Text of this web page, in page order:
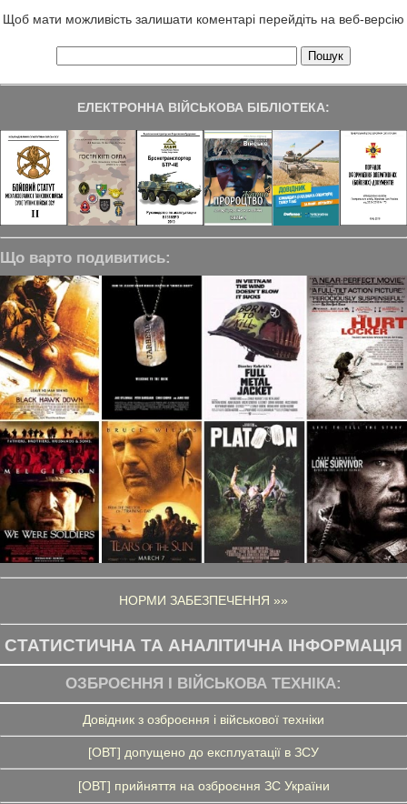
Щоб мати можливість залишати коментарі перейдіть на веб-версію
ЕЛЕКТРОННА ВІЙСЬКОВА БІБЛІОТЕКА:
Що варто подивитись:
НОРМИ ЗАБЕЗПЕЧЕННЯ »»
СТАТИСТИЧНА ТА АНАЛІТИЧНА ІНФОРМАЦІЯ
ОЗБРОЄННЯ І ВІЙСЬКОВА ТЕХНІКА:
Довідник з озброєння і військової техніки
[ОВТ] допущено до експлуатації в ЗСУ
[ОВТ] прийняття на озброєння ЗС України